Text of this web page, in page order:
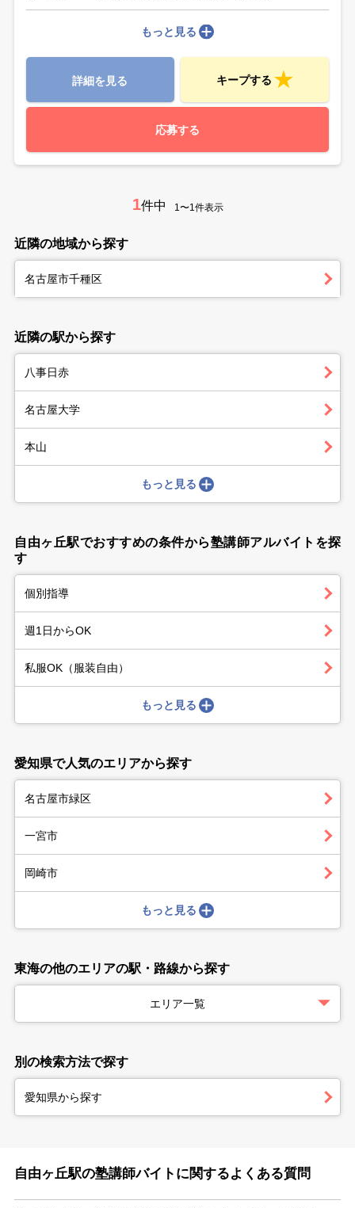
もっと見る
詳細を見る キープする
応募する
1件中 1〜1件表示
近隣の地域から探す
名古屋市千種区
近隣の駅から探す
八事日赤
名古屋大学
本山
もっと見る
自由ヶ丘駅でおすすめの条件から塾講師アルバイトを探
す
個別指導
週1日からOK
私服OK（服装自由）
もっと見る
愛知県で人気のエリアから探す
名古屋市緑区
一宮市
岡崎市
もっと見る
東海の他のエリアの駅・路線から探す
エリア一覧
別の検索方法で探す
愛知県から探す
自由ヶ丘駅の塾講師バイトに関するよくある質問